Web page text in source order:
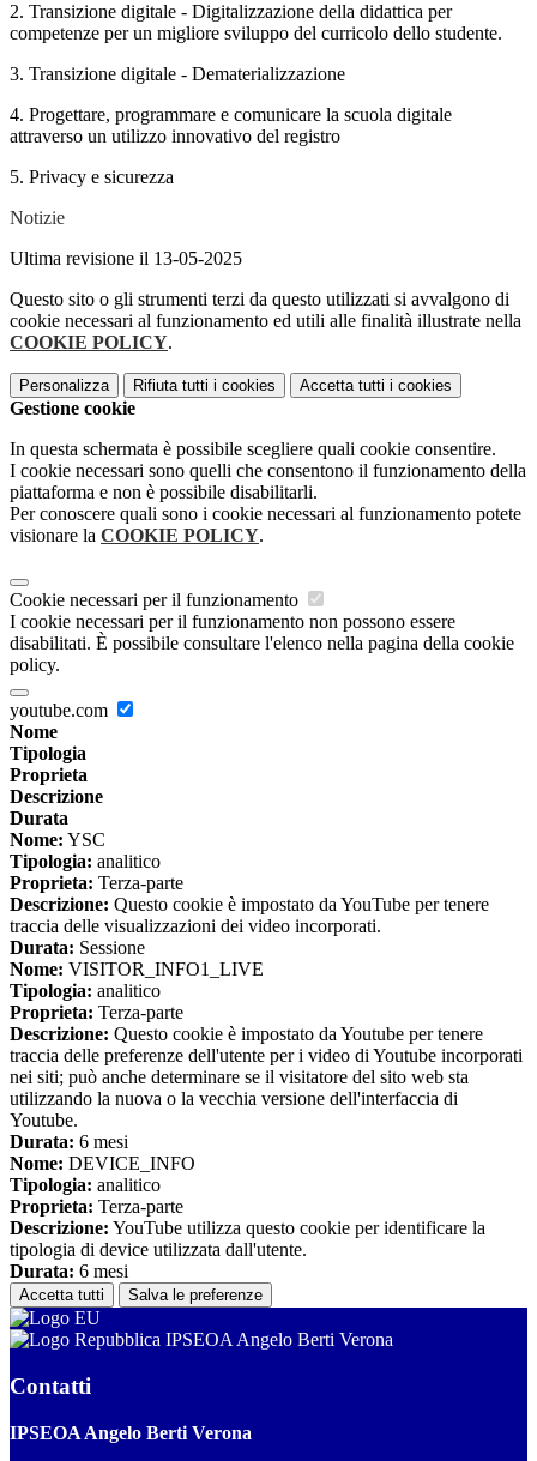
2. Transizione digitale - Digitalizzazione della didattica per
competenze per un migliore sviluppo del curricolo dello studente.
3. Transizione digitale - Dematerializzazione
4. Progettare, programmare e comunicare la scuola digitale
attraverso un utilizzo innovativo del registro
5. Privacy e sicurezza
Notizie
Ultima revisione il 13-05-2025
Questo sito o gli strumenti terzi da questo utilizzati si avvalgono di
cookie necessari al funzionamento ed utili alle finalità illustrate nella
COOKIE POLICY.
Personalizza Rifiuta tutti i cookies Accetta tutti i cookies
Gestione cookie
In questa schermata è possibile scegliere quali cookie consentire.
I cookie necessari sono quelli che consentono il funzionamento della
piattaforma e non è possibile disabilitarli.
Per conoscere quali sono i cookie necessari al funzionamento potete
visionare la COOKIE POLICY.
Cookie necessari per il funzionamento
I cookie necessari per il funzionamento non possono essere
disabilitati. È possibile consultare l'elenco nella pagina della cookie
policy.
youtube.com
Nome
Tipologia
Proprieta
Descrizione
Durata
Nome: YSC
Tipologia: analitico
Proprieta: Terza-parte
Descrizione: Questo cookie è impostato da YouTube per tenere
traccia delle visualizzazioni dei video incorporati.
Durata: Sessione
Nome: VISITOR_INFO1_LIVE
Tipologia: analitico
Proprieta: Terza-parte
Descrizione: Questo cookie è impostato da Youtube per tenere
traccia delle preferenze dell'utente per i video di Youtube incorporati
nei siti; può anche determinare se il visitatore del sito web sta
utilizzando la nuova o la vecchia versione dell'interfaccia di
Youtube.
Durata: 6 mesi
Nome: DEVICE_INFO
Tipologia: analitico
Proprieta: Terza-parte
Descrizione: YouTube utilizza questo cookie per identificare la
tipologia di device utilizzata dall'utente.
Durata: 6 mesi
Accetta tutti Salva le preferenze
IPSEOA Angelo Berti Verona
Contatti
IPSEOA Angelo Berti Verona